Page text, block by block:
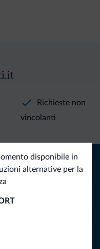
disponibile in
alternative per la
Richieste non
vincolanti
e news per la tua